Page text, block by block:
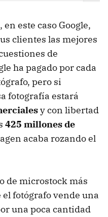
este caso Google,
clientes las mejores
de
ha pagado por cada
pero si
fotografía estará
y con libertad
425 millones de
acaba rozando el
de microstock más
fotógrafo vende una
una poca cantidad